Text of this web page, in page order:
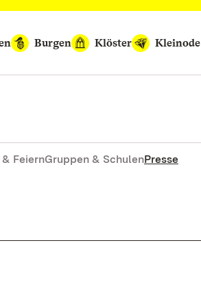
Burgen Klöster Kleinode
FeiernGruppen & SchulenPresse